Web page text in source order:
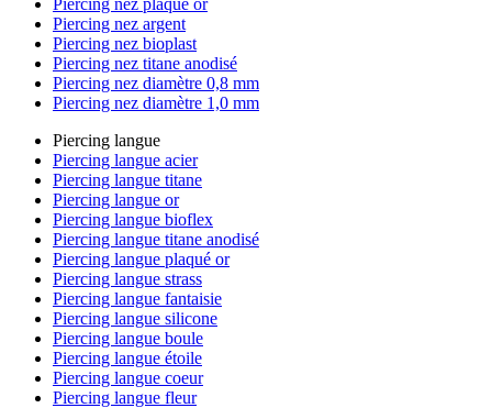
Piercing nez plaqué or
Piercing nez argent
Piercing nez bioplast
Piercing nez titane anodisé
Piercing nez diamètre 0,8 mm
Piercing nez diamètre 1,0 mm
Piercing langue
Piercing langue acier
Piercing langue titane
Piercing langue or
Piercing langue bioflex
Piercing langue titane anodisé
Piercing langue plaqué or
Piercing langue strass
Piercing langue fantaisie
Piercing langue silicone
Piercing langue boule
Piercing langue étoile
Piercing langue coeur
Piercing langue fleur